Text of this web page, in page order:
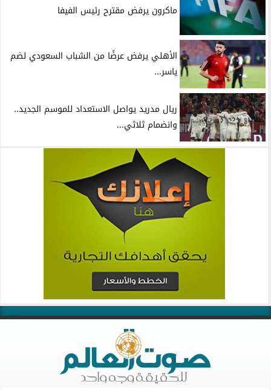
ماكرون يرفض مقترح رئيس الفيفا
الأهلي يرفض عرضًا من الشباب السعودي لضم
ياسر...
ريال مدريد يواصل الاستعداد للموسم الجديد..
وانضمام ثلاثي...